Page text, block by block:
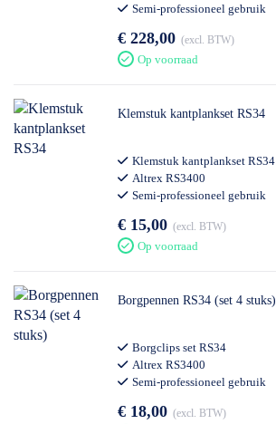
Semi-professioneel gebruik
€ 228,00 excl. BTW
Op voorraad
Klemstuk kantplankset RS34
Klemstuk kantplankset RS34
Altrex RS3400
Semi-professioneel gebruik
€ 15,00 excl. BTW
Op voorraad
Borgpennen RS34 (set 4 stuks)
Borgclips set RS34
Altrex RS3400
Semi-professioneel gebruik
€ 18,00 excl. BTW